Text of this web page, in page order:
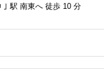
｣ 駅 南東へ 徒歩 10 分